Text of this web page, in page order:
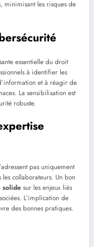
minimisant les risques de
essentielle du droit
à identifier les
et à réagir de
La sensibilisation est
robuste.
pas uniquement
les collaborateurs. Un bon
solide sur les enjeux liés
L’implication de
des bonnes pratiques.